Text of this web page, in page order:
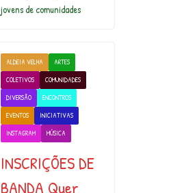
jovens de comunidades
ALDEIA VELHA
ARTES
COLETIVOS
COMUNIDADES
DIVERSÃO
ENCONTROS
EVENTOS
INICIATIVAS
INSTAGRAM
MÚSICA
INSCRIÇÕES DE
BANDA Quer